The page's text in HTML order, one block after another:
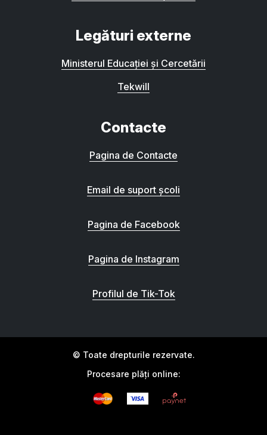
Legături externe
Ministerul Educației și Cercetării
Tekwill
Contacte
Pagina de Contacte
Email de suport școli
Pagina de Facebook
Pagina de Instagram
Profilul de Tik-Tok
© Toate drepturile rezervate.
Procesare plăți online: